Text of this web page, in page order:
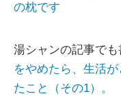
の枕です
湯シャンの記事で
をやめたら、生活
たこと（その1）。